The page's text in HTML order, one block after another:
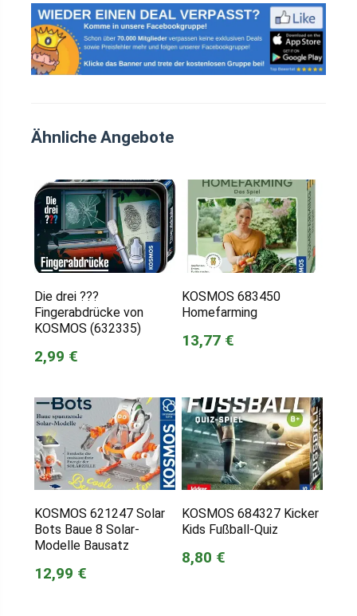
Ähnliche Angebote
Die drei ???
Fingerabdrücke von
KOSMOS (632335)
2,99 €
KOSMOS 683450
Homefarming
13,77 €
KOSMOS 621247 Solar
Bots Baue 8 Solar-
Modelle Bausatz
12,99 €
KOSMOS 684327 Kicker
Kids Fußball-Quiz
8,80 €